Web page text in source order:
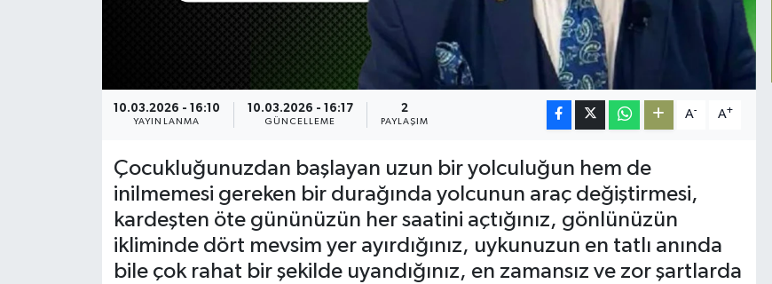
10.03.2026 - 16:10
YAYINLANMA
10.03.2026 - 16:17
GÜNCELLEME
2
PAYLAŞIM
A- A+
Çocukluğunuzdan başlayan uzun bir yolculuğun hem de
inilmemesi gereken bir durağında yolcunun araç değiştirmesi,
kardeşten öte gününüzün her saatini açtığınız, gönlünüzün
ikliminde dört mevsim yer ayırdığınız, uykunuzun en tatlı anında
bile çok rahat bir şekilde uyandığınız, en zamansız ve zor şartlarda